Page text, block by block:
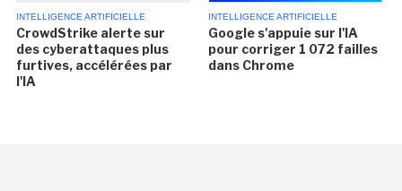
INTELLIGENCE ARTIFICIELLE
CrowdStrike alerte sur
des cyberattaques plus
furtives, accélérées par
l'IA
INTELLIGENCE ARTIFICIELLE
Google s'appuie sur l'IA
pour corriger 1 072 failles
dans Chrome